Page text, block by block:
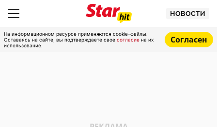
НОВОСТИ
На информационном ресурсе применяются cookie-файлы.
Оставаясь на сайте, вы подтверждаете свое согласие на их
использование.
Согласен